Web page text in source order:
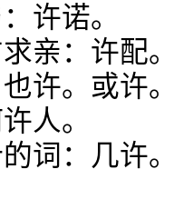
许诺。
亲：许配
许。或许
人。
词：几许